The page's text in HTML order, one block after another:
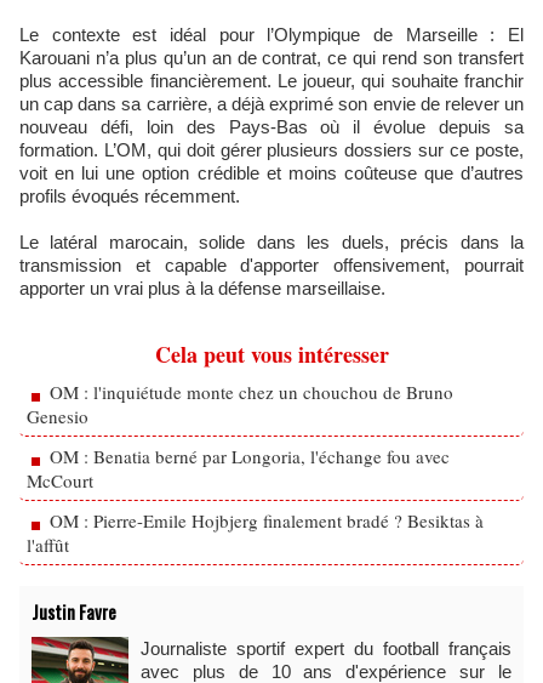
Le contexte est idéal pour l’Olympique de Marseille : El
Karouani n’a plus qu’un an de contrat, ce qui rend son transfert
plus accessible financièrement. Le joueur, qui souhaite franchir
un cap dans sa carrière, a déjà exprimé son envie de relever un
nouveau défi, loin des Pays-Bas où il évolue depuis sa
formation. L’OM, qui doit gérer plusieurs dossiers sur ce poste,
voit en lui une option crédible et moins coûteuse que d’autres
profils évoqués récemment.
Le latéral marocain, solide dans les duels, précis dans la
transmission et capable d'apporter offensivement, pourrait
apporter un vrai plus à la défense marseillaise.
Cela peut vous intéresser
OM : l'inquiétude monte chez un chouchou de Bruno
Genesio
OM : Benatia berné par Longoria, l'échange fou avec
McCourt
OM : Pierre-Emile Hojbjerg finalement bradé ? Besiktas à
l'affût
Justin Favre
Journaliste sportif expert du football français
avec plus de 10 ans d'expérience sur le